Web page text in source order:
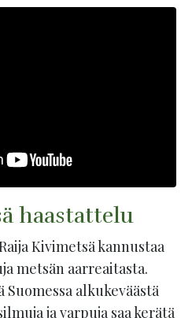
haastattelu
Kivimetsä kannustaa
metsän aarreaitasta.
alkukeväästä
ja varpuja saa kerätä